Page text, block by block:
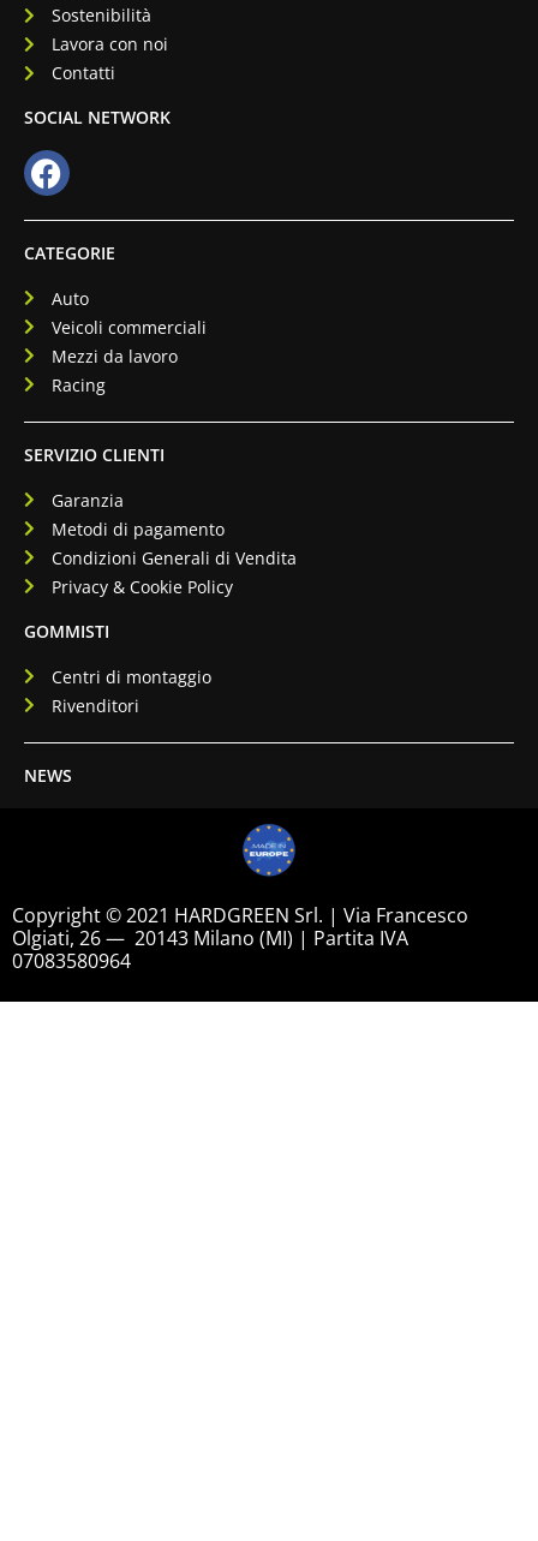
CATEGORIE
Auto
Veicoli commerciali
Mezzi da lavoro
Racing
Sostenibilità
Lavora con noi
Contatti
SOCIAL NETWORK
SERVIZIO CLIENTI
Garanzia
Metodi di pagamento
Condizioni Generali di Vendita
Privacy & Cookie Policy
GOMMISTI
Centri di montaggio
Rivenditori
NEWS
Copyright © 2021 HARDGREEN Srl. | Via Francesco
Olgiati, 26 — 20143 Milano (MI) | Partita IVA
07083580964